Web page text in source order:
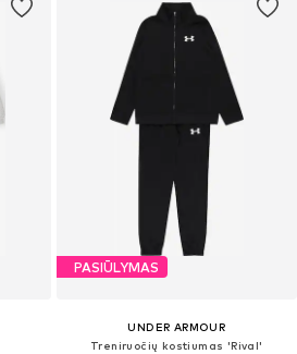
PASIŪLYMAS
UNDER ARMOUR
Treniruočių kostiumas 'Rival'